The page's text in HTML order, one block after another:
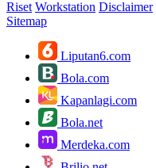
Riset Workstation Disclaimer
Sitemap
Liputan6.com
Bola.com
Kapanlagi.com
Bola.net
Merdeka.com